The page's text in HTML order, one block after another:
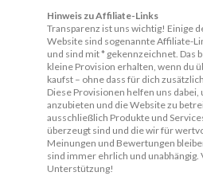
Hinweis zu Affiliate-Links
Transparenz ist uns wichtig! Einige
Website sind sogenannte Affiliate-
und sind mit * gekennzeichnet. Das
kleine Provision erhalten, wenn du
kaufst – ohne dass für dich
Diese Provisionen helfen uns
anzubieten und die Website zu
ausschließlich Produkte und
überzeugt sind und die wir für
Meinungen und Bewertungen
sind immer ehrlich und unabhängig.
Unterstützung!